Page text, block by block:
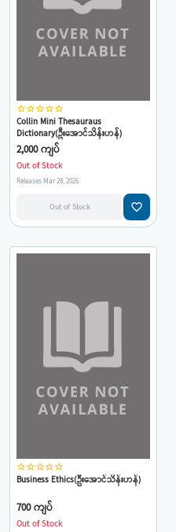
star_borderstar_borderstar_borderstar_borderstar_border
Collin Mini Thesauraus
Dictionary(ဦးအောင်သိန်းဟန်)
2,000 ကျပ်
Out of Stock
Releases Mar 28, 2026
Out of Stock favorite_border
star_borderstar_borderstar_borderstar_borderstar_border
Business Ethics(ဦးအောင်သိန်းဟန်)
700 ကျပ်
Out of Stock